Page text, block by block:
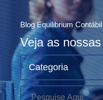
Blog Equilibrium Contábil
Veja as